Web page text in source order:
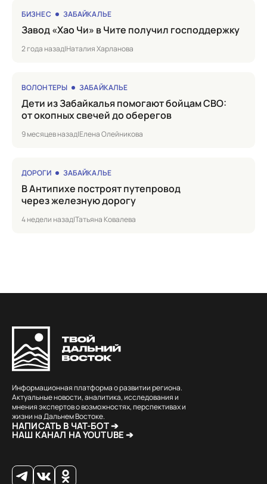
БИЗНЕС ЗАБАЙКАЛЬЕ
Завод «Хао Чи» в Чите получил господдержку
2 года назад|Наталия Харланова
ВОЛОНТЕРЫ ЗАБАЙКАЛЬЕ
Дети из Забайкалья помогают бойцам СВО:
от окопных свечей до оберегов
9 месяцев назад|Елена Олейникова
ДОРОГИ ЗАБАЙКАЛЬЕ
в Антипихе построят путепровод
через железную дорогу
4 недели назад|Татьяна Ковалева
Информационная платформа о развитии региона.
Актуальные новости, аналитика, исследования и
мнения экспертов о возможностях, перспективах и
жизни на Дальнем Востоке.
НАПИСАТЬ В ЧАТ-БОТ ➔
НАШ КАНАЛ НА YOUTUBE ➔